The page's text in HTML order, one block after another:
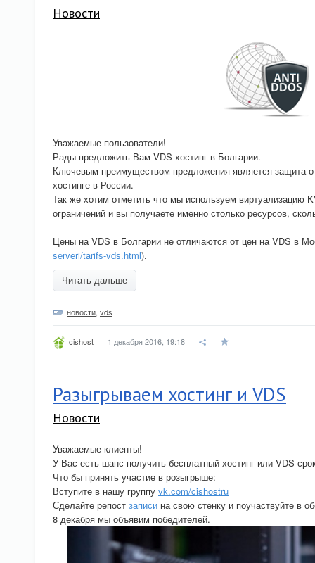
Новости
Уважаемые пользователи!
Рады предложить Вам VDS хостинг в Болгарии.
Ключевым преимуществом предложения является защита
хостинге в России.
Так же хотим отметить что мы используем виртуализацию
ограничений и вы получаете именно столько ресурсов,
Цены на VDS в Болгарии не отличаются от цен на VDS в
serveri/tarifs-vds.html).
Читать дальше
новости vds
cishost 1 декабря 2016, 19:18
Разыгрываем хостинг и VDS
Новости
Уважаемые клиенты!
У Вас есть шанс получить бесплатный хостинг или VDS
Что бы принять участие в розыгрыше:
Вступите в нашу группу vk.com/cishostru
Сделайте репост записи на свою стенку и поучаствуйте в
8 декабря мы объявим победителей.